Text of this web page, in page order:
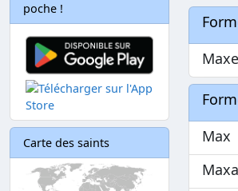
poche !
Carte des saints
Max